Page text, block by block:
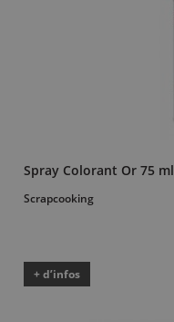
Spray Colorant Or 75 ml
Scrapcooking
+ d’infos